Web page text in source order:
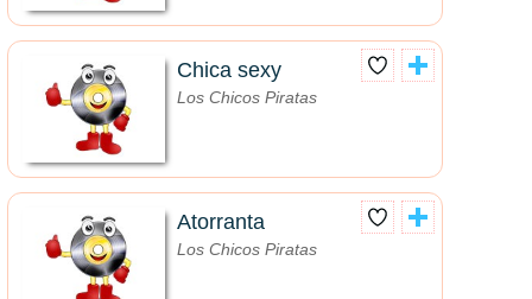
Chica sexy
Los Chicos Piratas
Atorranta
Los Chicos Piratas